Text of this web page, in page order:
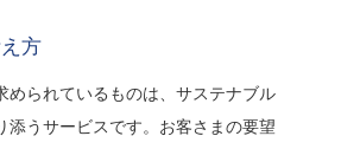
方
められているものは、サステナブル
添うサービスです。お客さまの要望